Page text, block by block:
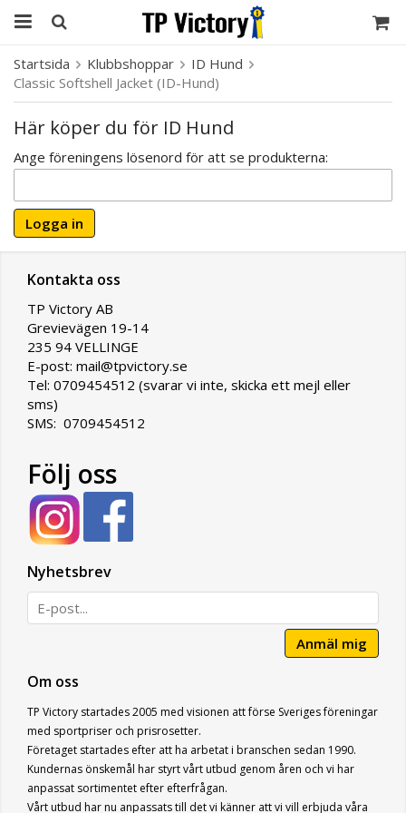
Startsida Klubbshoppar
ID Hund
Classic Softshell Jacket (ID-Hund)
Här köper du för ID Hund
Ange föreningens lösenord för att se produkterna:
Logga in
Kontakta oss
TP Victory AB
Grevievägen 19-14
235 94 VELLINGE
E-post: mail@tpvictory.se
Tel: 0709454512 (svarar vi inte, skicka ett mejl eller
sms)
SMS: 0709454512
Följ oss
Nyhetsbrev
Anmäl mig
Om oss
TP Victory startades 2005 med visionen att förse Sveriges föreningar
med sportpriser och prisrosetter.
Företaget startades efter att ha arbetat i branschen sedan 1990.
Kundernas önskemål har styrt vårt utbud genom åren och vi har
anpassat sortimentet efter efterfrågan.
Vårt utbud har nu anpassats till det vi känner att vi vill erbjuda våra